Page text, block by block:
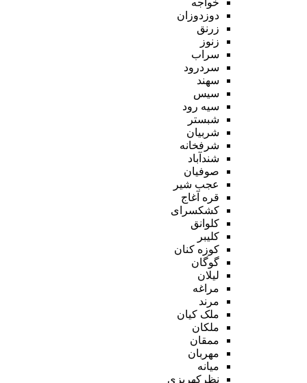
دوزدوزان
زرنق
زنوز
سراب
سردرود
سهند
سیس
سیه رود
شبستر
شربیان
شرفخانه
شندآباد
صوفیان
عجب شیر
قره آغاج
کشکسرای
کلوانق
کلیبر
کوزه کنان
گوگان
لیلان
مراغه
مرند
ملک کیان
ملکان
ممقان
مهربان
میانه
نظرکهریزی